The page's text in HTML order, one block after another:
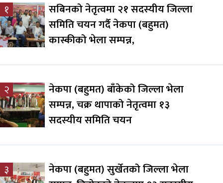
१
सबिनको नेतृत्वमा २१ सदस्यीय जिल्ला
समिति चयन गर्दै नेकपा (बहुमत)
कास्कीको भेला सम्पन्न,
२
नेकपा (बहुमत) बाँकेको जिल्ला भेला
सम्पन्न, चक्र थापाको नेतृत्वमा १३
सदस्यीय समिति चयन
३
नेकपा (बहुमत) सुर्खेतको जिल्ला भेला